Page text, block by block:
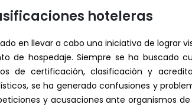
hoteleras
en llevar a cabo una iniciativa de lograr
de hospedaje. Siempre se ha buscado
de certificación, clasificación y
se ha generado confusiones y
y acusaciones ante organismos